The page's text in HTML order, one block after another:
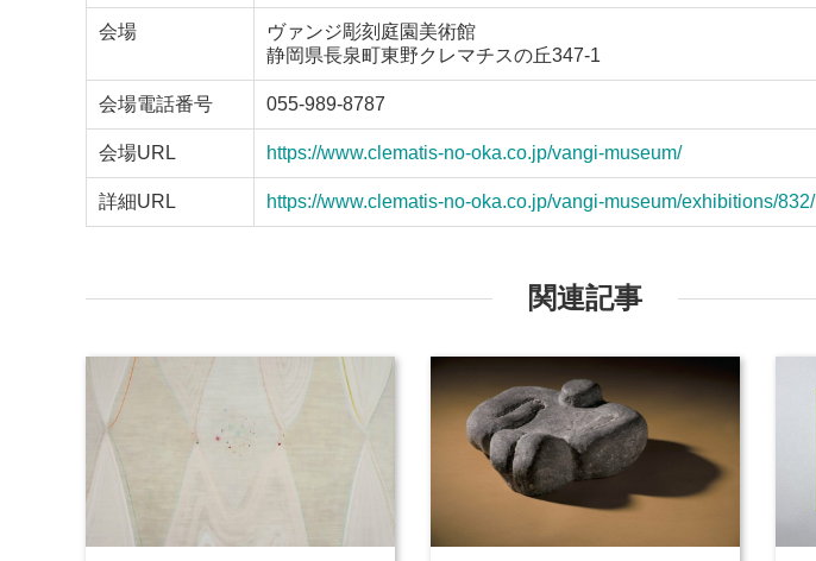
会場
ヴァンジ彫刻庭園美術館
静岡県長泉町東野クレマチスの丘347-1
会場電話番号 055-989-8787
会場URL https://www.clematis-no-oka.co.jp/vangi-museum/
詳細URL https://www.clematis-no-oka.co.jp/vangi-museum/exhibitions/832/
関連記事